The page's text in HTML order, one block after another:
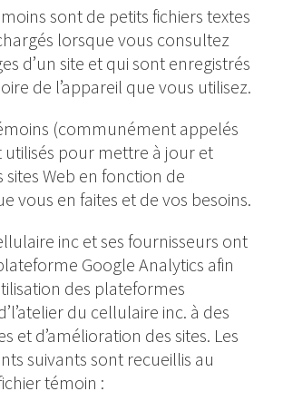
sont de petits fichiers textes
lorsque vous consultez
d’un site et qui sont enregistrés
de l’appareil que vous utilisez.
(communément appelés
utilisés pour mettre à jour et
Web en fonction de
vous en faites et de vos besoins.
inc et ses fournisseurs ont
Google Analytics afin
des plateformes
du cellulaire inc. à des
et d’amélioration des sites. Les
suivants sont recueillis au
témoin :